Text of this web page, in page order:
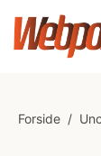
Forside /